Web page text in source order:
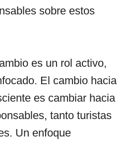
sobre estos
es un rol activo,
El cambio hacia
es cambiar hacia
tanto turistas
Un enfoque